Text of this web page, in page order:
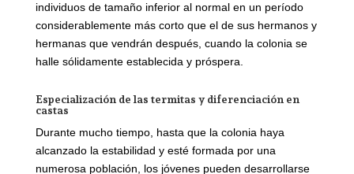
individuos de tamaño inferior al normal en un período
considerablemente más corto que el de sus hermanos y
hermanas que vendrán después, cuando la colonia se
halle sólidamente establecida y próspera.
Especialización de las termitas y diferenciación en
castas
Durante mucho tiempo, hasta que la colonia haya
alcanzado la estabilidad y esté formada por una
numerosa población, los jóvenes pueden desarrollarse